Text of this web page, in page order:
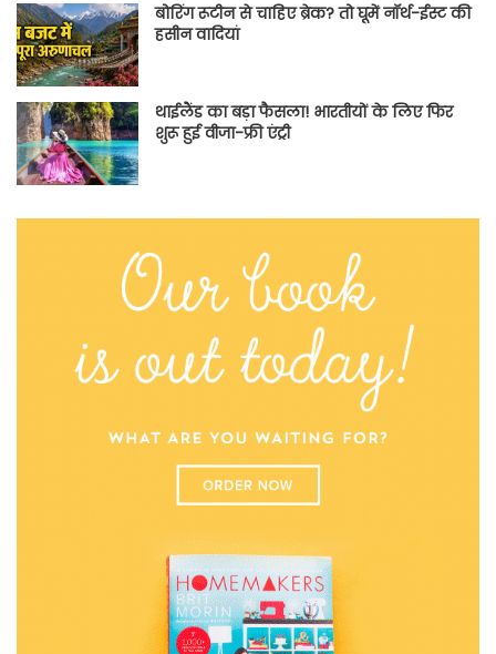
बोरिंग रूटीन से चाहिए ब्रेक? तो घूमें नॉर्थ-ईस्ट की
हसीन वादियां
थाईलैंड का बड़ा फैसला! भारतीयों के लिए फिर
शुरू हुई वीजा-फ्री एंट्री